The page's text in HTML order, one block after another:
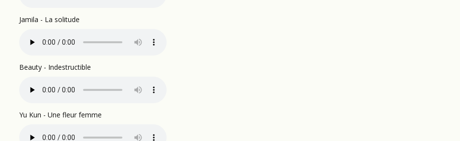
Jamila - La solitude
Beauty - Indestructible
Yu Kun - Une fleur femme